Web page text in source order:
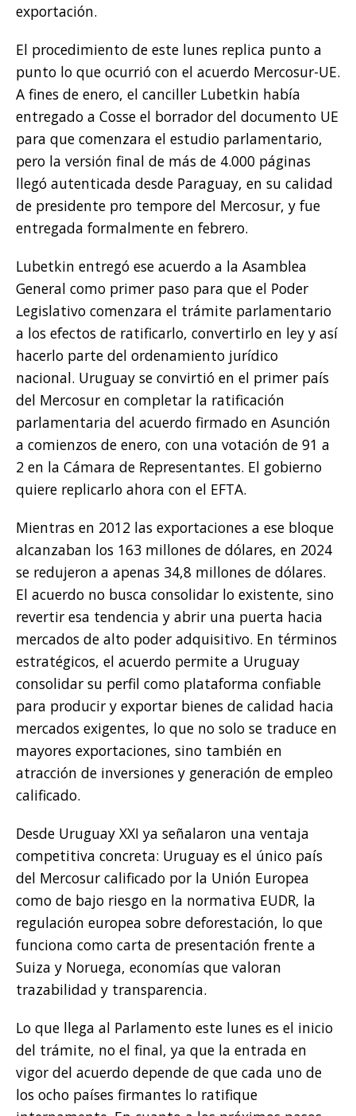
exportación.
El procedimiento de este lunes replica punto a
punto lo que ocurrió con el acuerdo Mercosur-UE.
A fines de enero, el canciller Lubetkin había
entregado a Cosse el borrador del documento UE
para que comenzara el estudio parlamentario,
pero la versión final de más de 4.000 páginas
llegó autenticada desde Paraguay, en su calidad
de presidente pro tempore del Mercosur, y fue
entregada formalmente en febrero.
Lubetkin entregó ese acuerdo a la Asamblea
General como primer paso para que el Poder
Legislativo comenzara el trámite parlamentario
a los efectos de ratificarlo, convertirlo en ley y así
hacerlo parte del ordenamiento jurídico
nacional. Uruguay se convirtió en el primer país
del Mercosur en completar la ratificación
parlamentaria del acuerdo firmado en Asunción
a comienzos de enero, con una votación de 91 a
2 en la Cámara de Representantes. El gobierno
quiere replicarlo ahora con el EFTA.
Mientras en 2012 las exportaciones a ese bloque
alcanzaban los 163 millones de dólares, en 2024
se redujeron a apenas 34,8 millones de dólares.
El acuerdo no busca consolidar lo existente, sino
revertir esa tendencia y abrir una puerta hacia
mercados de alto poder adquisitivo. En términos
estratégicos, el acuerdo permite a Uruguay
consolidar su perfil como plataforma confiable
para producir y exportar bienes de calidad hacia
mercados exigentes, lo que no solo se traduce en
mayores exportaciones, sino también en
atracción de inversiones y generación de empleo
calificado.
Desde Uruguay XXI ya señalaron una ventaja
competitiva concreta: Uruguay es el único país
del Mercosur calificado por la Unión Europea
como de bajo riesgo en la normativa EUDR, la
regulación europea sobre deforestación, lo que
funciona como carta de presentación frente a
Suiza y Noruega, economías que valoran
trazabilidad y transparencia.
Lo que llega al Parlamento este lunes es el inicio
del trámite, no el final, ya que la entrada en
vigor del acuerdo depende de que cada uno de
los ocho países firmantes lo ratifique